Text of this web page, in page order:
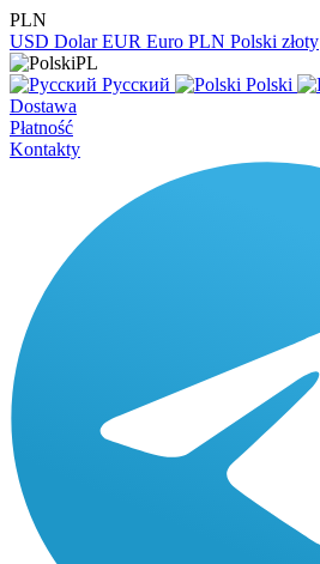
PLN
USD Dolar EUR Euro PLN Polski złoty
PL
Русский
Polski
Dostawa
Płatność
Kontakty